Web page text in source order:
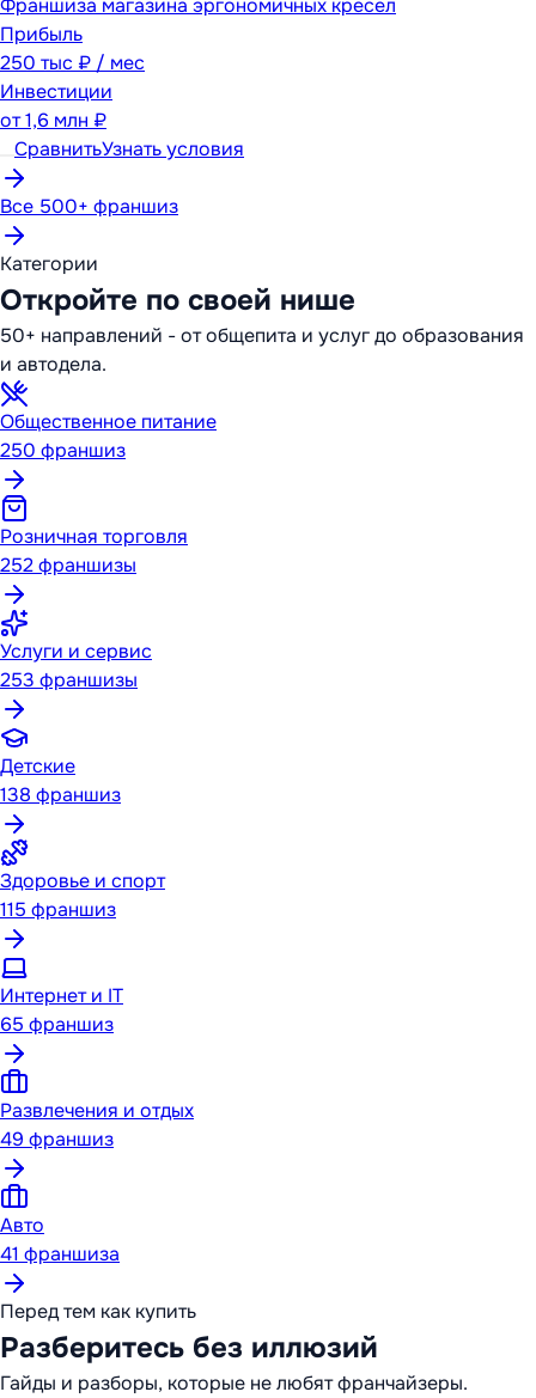
Франшиза магазина эргономичных кресел
Прибыль
250 тыс ₽ / мес
Инвестиции
от1,6 млн ₽
СравнитьУзнать условия
Все 500+ франшиз
Категории
Откройте по своей нише
50+ направлений - от общепита и услуг до образования
и автодела.
Общественное питание
250 франшиз
Розничная торговля
252франшизы
Услуги и сервис
253 франшизы
Детские
138 франшиз
Здоровье и спорт
115 франшиз
Интернет и IT
65 франшиз
Развлечения и отдых
49 франшиз
Авто
41 франшиза
Перед тем как купить
Разберитесь без иллюзий
Гайды и разборы, которые не любят франчайзеры.